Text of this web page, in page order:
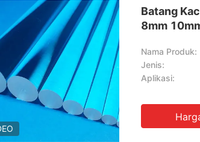
Batang
8mm
Nama Produk:
Jenis:
Aplikasi: